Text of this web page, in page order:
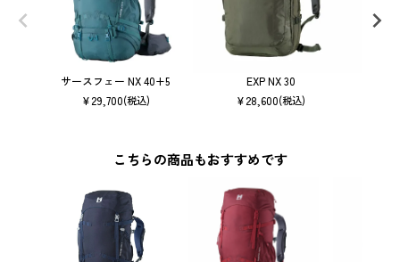
サースフェー NX 40+5
¥29,700(税込)
EXP NX 30
¥28,600(税込)
こちらの商品もおすすめです